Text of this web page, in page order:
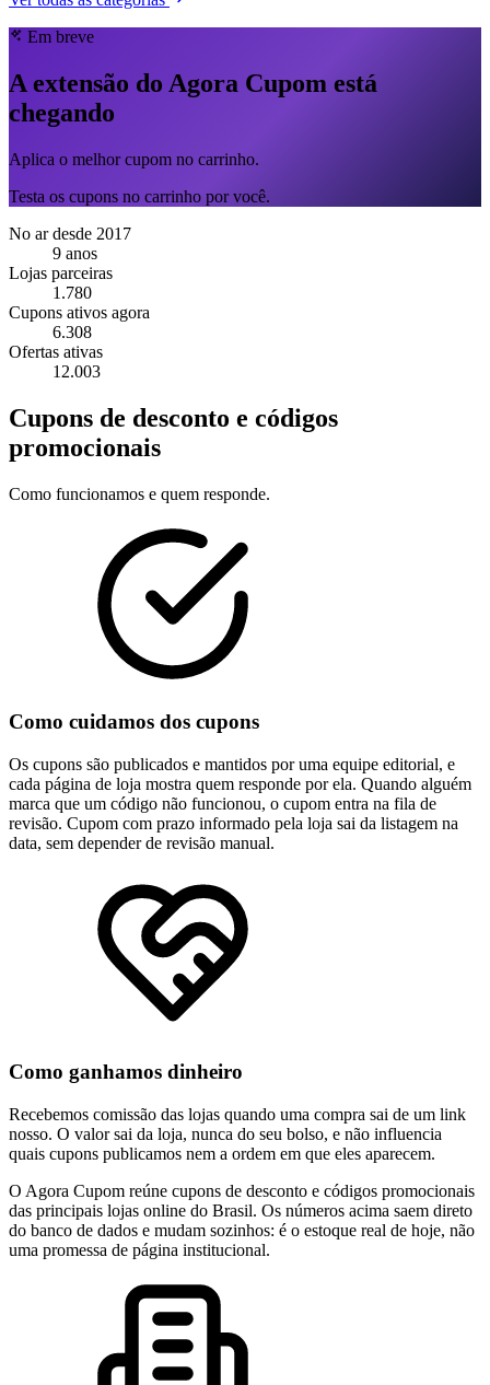
Em breve
A extensão do Agora Cupom está
chegando
Aplica o melhor cupom no carrinho.
Testa os cupons no carrinho por você.
No ar desde 2017
9 anos
Lojas parceiras
1.780
Cupons ativos agora
6.308
Ofertas ativas
12.003
Cupons de desconto e códigos
promocionais
Como funcionamos e quem responde.
Como cuidamos dos cupons
Os cupons são publicados e mantidos por uma equipe editorial, e
cada página de loja mostra quem responde por ela. Quando alguém
marca que um código não funcionou, o cupom entra na fila de
revisão. Cupom com prazo informado pela loja sai da listagem na
data, sem depender de revisão manual.
Como ganhamos dinheiro
Recebemos comissão das lojas quando uma compra sai de um link
nosso. O valor sai da loja, nunca do seu bolso, e não influencia
quais cupons publicamos nem a ordem em que eles aparecem.
O Agora Cupom reúne cupons de desconto e códigos promocionais
das principais lojas online do Brasil. Os números acima saem direto
do banco de dados e mudam sozinhos: é o estoque real de hoje, não
uma promessa de página institucional.